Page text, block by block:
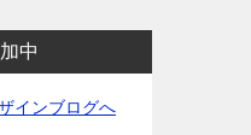
中